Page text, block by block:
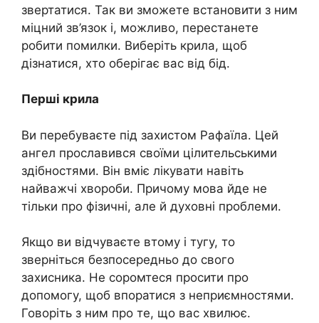
звертатися. Так ви зможете встановити з ним
міцний зв’язок і, можливо, перестанете
робити помилки. Виберіть крила, щоб
дізнатися, хто оберігає вас від бід.
Перші крила
Ви перебуваєте під захистом Рафаїла. Цей
ангел прославився своїми цілительськими
здібностями. Він вміє лікувати навіть
найважчі хвороби. Причому мова йде не
тільки про фізичні, але й духовні проблеми.
Якщо ви відчуваєте втому і тугу, то
зверніться безпосередньо до свого
захисника. Не соромтеся просити про
допомогу, щоб впоратися з неприємностями.
Говоріть з ним про те, що вас хвилює.